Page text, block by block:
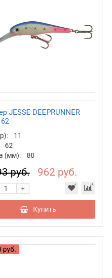
JESSE DEEPRUNNER
11
62
(мм):
80
руб. 962 руб.
+
Купить
руб.